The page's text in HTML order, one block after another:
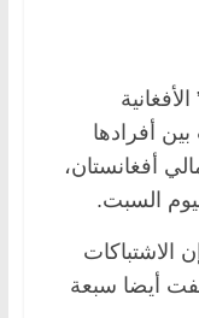
أفرادها
أفغانستان،
السبت.
الاشتباكات
أيضا سبعة